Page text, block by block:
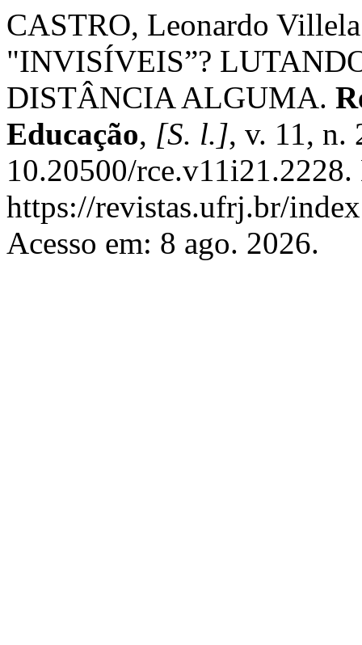
CASTRO, Leonardo
"INVISÍVEIS”?
DISTÂNCIA ALGUMA.
Educação, [S. l.], v. 11, n.
10.20500/
https://revistas.ufrj.br/
Acesso em: 8 ago. 2026.